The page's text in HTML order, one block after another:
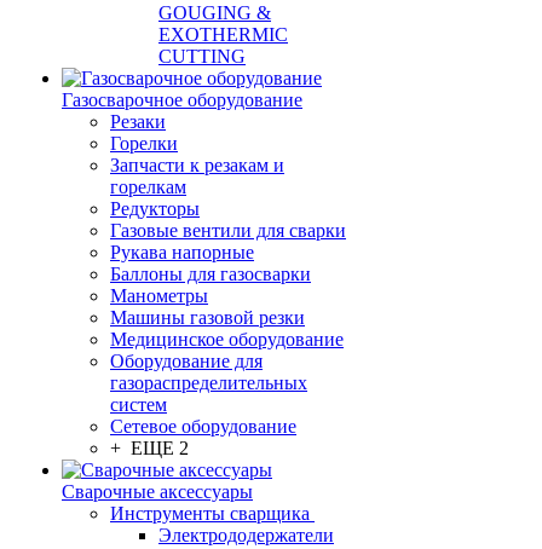
GOUGING &
EXOTHERMIC
CUTTING
Газосварочное оборудование
Резаки
Горелки
Запчасти к резакам и
горелкам
Редукторы
Газовые вентили для сварки
Рукава напорные
Баллоны для газосварки
Манометры
Машины газовой резки
Медицинское оборудование
Оборудование для
газораспределительных
систем
Сетевое оборудование
+ ЕЩЕ 2
Сварочные аксессуары
Инструменты сварщика
Электрододержатели